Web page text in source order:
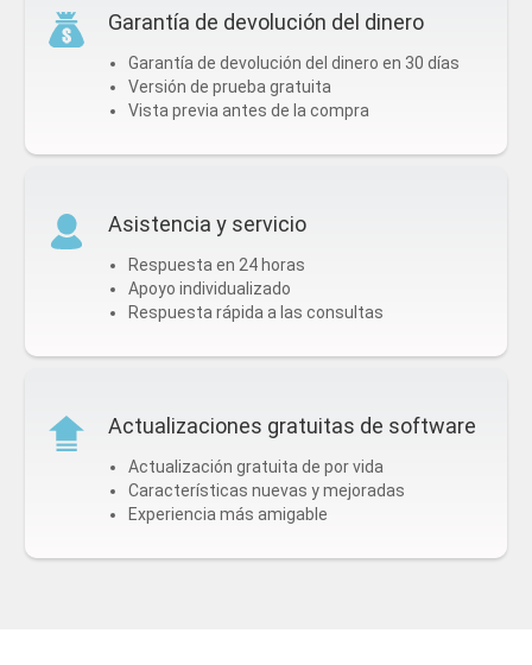
Garantía de devolución del dinero
Garantía de devolución del dinero en 30 días
Versión de prueba gratuita
Vista previa antes de la compra
Asistencia y servicio
Respuesta en 24 horas
Apoyo individualizado
Respuesta rápida a las consultas
Actualizaciones gratuitas de software
Actualización gratuita de por vida
Características nuevas y mejoradas
Experiencia más amigable